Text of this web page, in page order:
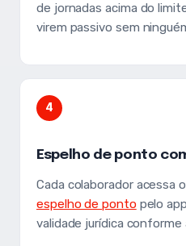
de jornadas acima do
virem passivo sem
4
Espelho de ponto
Cada colaborador acessa
espelho de pontopelo
validade jurídica conforme